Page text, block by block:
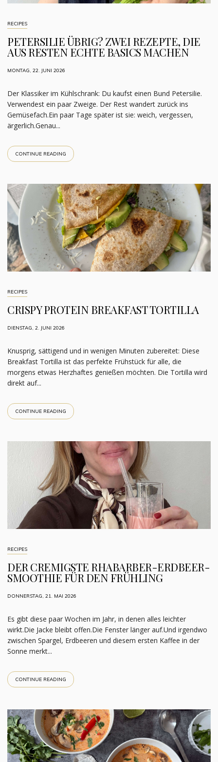
RECIPES
PETERSILIE ÜBRIG? ZWEI REZEPTE, DIE
AUS RESTEN ECHTE BASICS MACHEN
MONTAG, 22. JUNI 2026
Der Klassiker im Kühlschrank: Du kaufst einen Bund Petersilie.
Verwendest ein paar Zweige. Der Rest wandert zurück ins
Gemüsefach.Ein paar Tage später ist sie: weich, vergessen,
ärgerlich.Genau...
CONTINUE READING
RECIPES
CRISPY PROTEIN BREAKFAST TORTILLA
DIENSTAG, 2. JUNI 2026
Knusprig, sättigend und in wenigen Minuten zubereitet: Diese
Breakfast Tortilla ist das perfekte Frühstück für alle, die
morgens etwas Herzhaftes genießen möchten. Die Tortilla wird
direkt auf...
CONTINUE READING
RECIPES
DER CREMIGSTE RHABARBER-ERDBEER-
SMOOTHIE FÜR DEN FRÜHLING
DONNERSTAG, 21. MAI 2026
Es gibt diese paar Wochen im Jahr, in denen alles leichter
wirkt.Die Jacke bleibt offen.Die Fenster länger auf.Und irgendwo
zwischen Spargel, Erdbeeren und diesem ersten Kaffee in der
Sonne merkt...
CONTINUE READING